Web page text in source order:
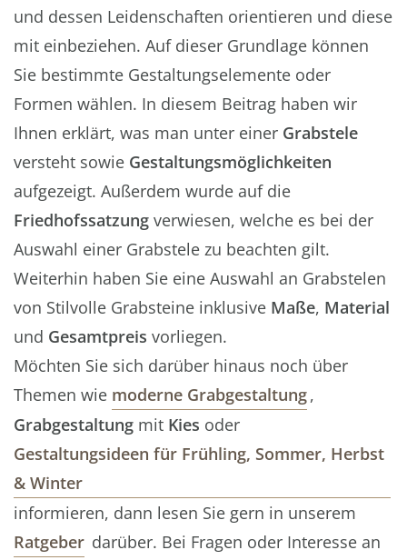
und dessen Leidenschaften orientieren und diese
mit einbeziehen. Auf dieser Grundlage können
Sie bestimmte Gestaltungselemente oder
Formen wählen. In diesem Beitrag haben wir
Ihnen erklärt, was man unter einer Grabstele
versteht sowie Gestaltungsmöglichkeiten
aufgezeigt. Außerdem wurde auf die
Friedhofssatzung verwiesen, welche es bei der
Auswahl einer Grabstele zu beachten gilt.
Weiterhin haben Sie eine Auswahl an Grabstelen
von Stilvolle Grabsteine inklusive Maße, Material
und Gesamtpreis vorliegen.
Möchten Sie sich darüber hinaus noch über
Themen wie moderne Grabgestaltung,
Grabgestaltung mit Kies oder
Gestaltungsideen für Frühling, Sommer, Herbst
& Winter
informieren, dann lesen Sie gern in unserem
Ratgeber darüber. Bei Fragen oder Interesse an